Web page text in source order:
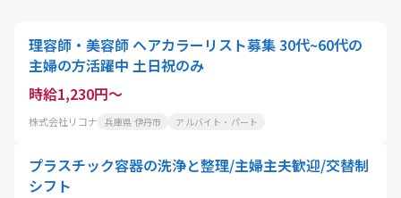
理容師・美容師 ヘアカラーリスト募集 30代~60代の
主婦の方活躍中 土日祝のみ
時給1,230円～
株式会社リコナ 兵庫県 伊丹市 アルバイト・パート
プラスチック容器の洗浄と整理/主婦主夫歓迎/交替制
シフト